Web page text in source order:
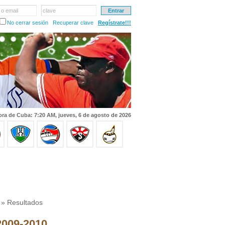
email
clave
No cerrar sesión
Recuperar clave Regístrate!!!
de Cuba: 7:20 AM, jueves, 6 de agosto de 2026
» Resultados